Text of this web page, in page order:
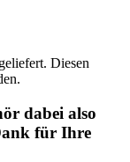
Diesen
dabei also
für Ihre